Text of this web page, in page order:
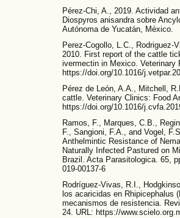
Pérez-Chi, A., 2019. Actividad
Diospyros anisandra sobre
Autónoma de Yucatán, México.
Perez-Cogollo, L.C.,
2010. First report of the cattle
ivermectin in Mexico. Veterinary
https://doi.org/10.1016/
Pérez de León, A.A., Mitchell,
cattle. Veterinary Clinics: Food
https://doi.org/10.1016/
Ramos, F., Marques, C.B.,
F., Sangioni, F.A., and Vogel,
Anthelmintic Resistance of
Naturally Infected Pastured on
Brazil. Acta Parasitologica. 65,
019-00137-6
Rodríguez-Vivas, R.I.,
los acaricidas en Rhipicephalus
mecanismos de resistencia.
24. URL: https://